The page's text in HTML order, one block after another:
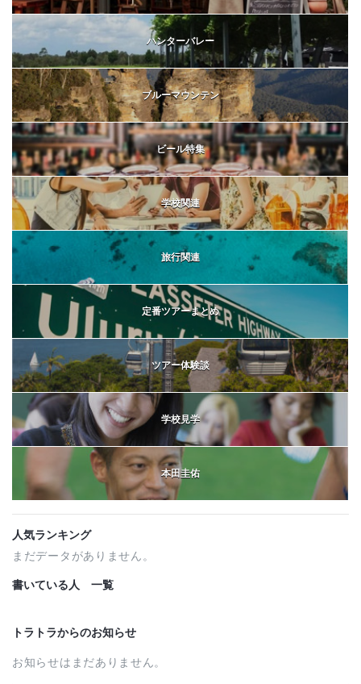
ハンターバレー
ブルーマウンテン
ビール特集
学校関連
旅行関連
定番ツアーまとめ
ツアー体験談
学校見学
本田圭佑
人気ランキング
まだデータがありません。
書いている人 一覧
トラトラからのお知らせ
お知らせはまだありません。